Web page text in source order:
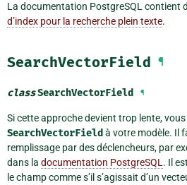
La documentation PostgreSQL contient
d’index pour la recherche plein texte.
SearchVectorField ¶
classSearchVectorField ¶
Si cette approche devient trop lente,
SearchVectorFieldà votre modèle. Il
remplissage par des déclencheurs, par
dans la documentation PostgreSQL. Il
le champ comme s’il s’agissait d’un